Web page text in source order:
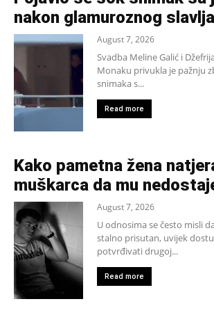
nakon glamuroznog
August 7, 2026
Svadba Meline Galić i
Monaku privukla je pažnju
snimaka s...
Read more
Kako pametna žena
muškarca da mu
August 7, 2026
U odnosima se često misli
stalno prisutan, uvijek
potvrđivati drugoj...
Read more